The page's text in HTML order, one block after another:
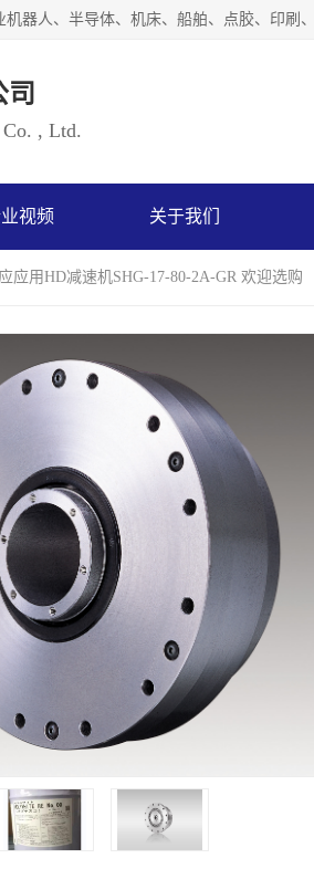
Co. , Ltd.
视频 关于我们
应用HD减速机SHG-17-80-2A-GR 欢迎选购